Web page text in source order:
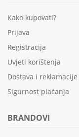
Kako kupovati?
Prijava
Registracija
Uvjeti korištenja
Dostava i reklamacije
Sigurnost plaćanja
BRANDOVI